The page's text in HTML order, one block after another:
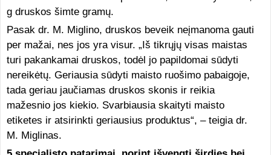
g druskos šimte gramų.
Pasak dr. M. Miglino, druskos beveik neįmanoma gauti
per mažai, nes jos yra visur. „Iš tikrųjų visas maistas
turi pakankamai druskos, todėl jo papildomai sūdyti
nereikėtų. Geriausia sūdyti maisto ruošimo pabaigoje,
tada geriau jaučiamas druskos skonis ir reikia
mažesnio jos kiekio. Svarbiausia skaityti maisto
etiketes ir atsirinkti geriausius produktus“, – teigia dr.
M. Miglinas.